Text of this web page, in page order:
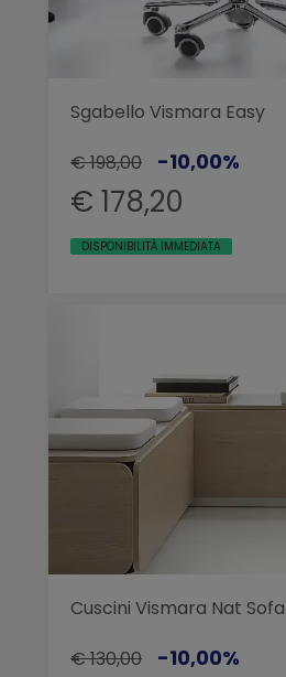
Sgabello Vismara Easy
€ 198,00
-10,00%
€ 178,20
DISPONIBILITÀ IMMEDIATA
Cuscini Vismara Nat Sofa
€ 130,00
-10,00%